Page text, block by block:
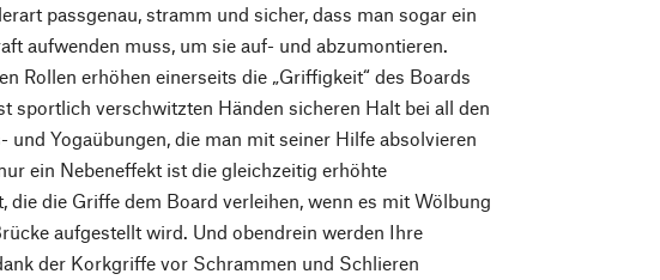
passgenau, stramm und sicher, dass man sogar ein
aufwenden muss, um sie auf- und abzumontieren.
Rollen erhöhen einerseits die „Griffigkeit“ des Boards
sportlich verschwitzten Händen sicheren Halt bei all den
und Yogaübungen, die man mit seiner Hilfe absolvieren
ein Nebeneffekt ist die gleichzeitig erhöhte
die die Griffe dem Board verleihen, wenn es mit Wölbung
aufgestellt wird. Und obendrein werden Ihre
der Korkgriffe vor Schrammen und Schlieren